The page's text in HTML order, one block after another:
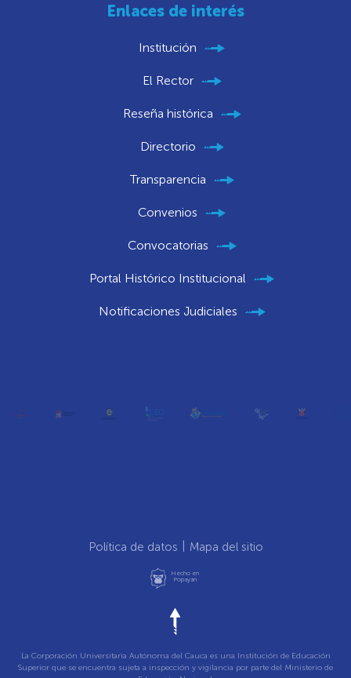
Enlaces de interés
Institución
El Rector
Reseña histórica
Directorio
Transparencia
Convenios
Convocatorias
Portal Histórico Institucional
Notificaciones Judiciales
Política de datos Mapa del sitio
Hecho en
Popayán
La Corporación Universitaria Autónoma del Cauca es una Institución de Educación
Superior que se encuentra sujeta a inspección y vigilancia por parte del Ministerio de